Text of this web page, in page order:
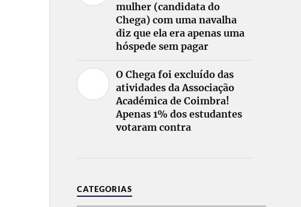
mulher (candidata do
Chega) com uma navalha
diz que ela era apenas uma
hóspede sem pagar
O Chega foi excluído das
atividades da Associação
Académica de Coimbra!
Apenas 1% dos estudantes
votaram contra
CATEGORIAS